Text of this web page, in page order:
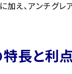
加え、アンチグ
長と利